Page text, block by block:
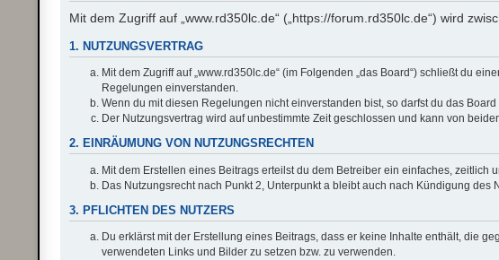
Mit dem Zugriff auf „www.rd350lc.de“ („https://forum.rd350lc.de“) wird
1. NUTZUNGSVERTRAG
Mit dem Zugriff auf „www.rd350lc.de“ (im Folgenden „das Board“) schließt du
Regelungen einverstanden.
Wenn du mit diesen Regelungen nicht einverstanden bist, so darfst du das
Der Nutzungsvertrag wird auf unbestimmte Zeit geschlossen und kann von
2. EINRÄUMUNG VON NUTZUNGSRECHTEN
Mit dem Erstellen eines Beitrags erteilst du dem Betreiber ein einfaches,
Das Nutzungsrecht nach Punkt 2, Unterpunkt a bleibt auch nach Kündigung des
3. PFLICHTEN DES NUTZERS
Du erklärst mit der Erstellung eines Beitrags, dass er keine Inhalte enthält, die
verwendeten Links und Bilder zu setzen bzw. zu verwenden.